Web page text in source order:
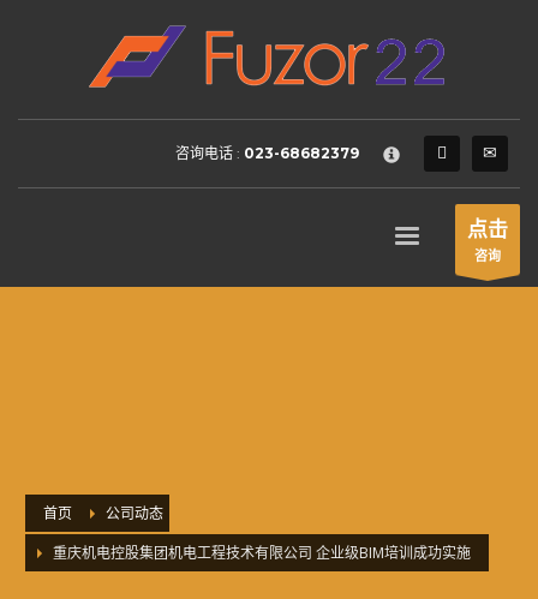
HOW TO SHOP
Login or create new account.
2 Review your order.
FREEshipment
If you still have problems, please let us know, by sending an
SHOWROOM HOURS
咨询电话 : 023-68682379
点击
咨询
首页
公司动态
重庆机电控股集团机电工程技术有限公司 企业级BIM培训成功实施